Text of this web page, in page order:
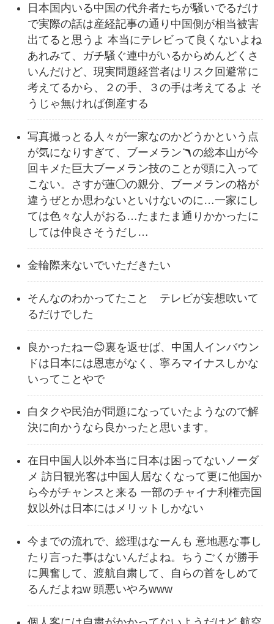
日本国内いる中国の代弁者たちが騒いでるだけ
で実際の話は産経記事の通り中国側が相当被害
出てると思うよ 本当にテレビって良くないよね
あれみて、ガチ騒ぐ連中がいるからめんどくさ
いんだけど、現実問題経営者はリスク回避常に
考えてるから、２の手、３の手は考えてるよ そ
うじゃ無ければ倒産する
写真撮っとる人々が一家なのかどうかという点
が気になりすぎて、ブーメラン🪃の総本山が今
回キメた巨大ブーメラン技のことが頭に入って
こない。さすが蓮◯の親分、ブーメランの格が
違うぜとか思わないといけないのに…一家にし
ては色々な人がおる…たまたま通りかかったに
しては仲良さそうだし…
金輪際来ないでいただきたい
そんなのわかってたこと テレビが妄想吹いて
るだけでした
良かったねー😊裏を返せば、中国人インバウン
ドは日本には恩恵がなく、寧ろマイナスしかな
いってことやで
白タクや民泊が問題になっていたようなので解
決に向かうなら良かったと思います。
在日中国人以外本当に日本は困ってないノーダ
メ 訪日観光客は中国人居なくなって更に他国か
ら今がチャンスと来る 一部のチャイナ利権売国
奴以外は日本にはメリットしかない
今までの流れで、総理はなーんも 意地悪な事し
たり言った事はないんだよね。ちうごくが勝手
に興奮して、渡航自粛して、自らの首をしめて
るんだよねw 頭悪いやろwww